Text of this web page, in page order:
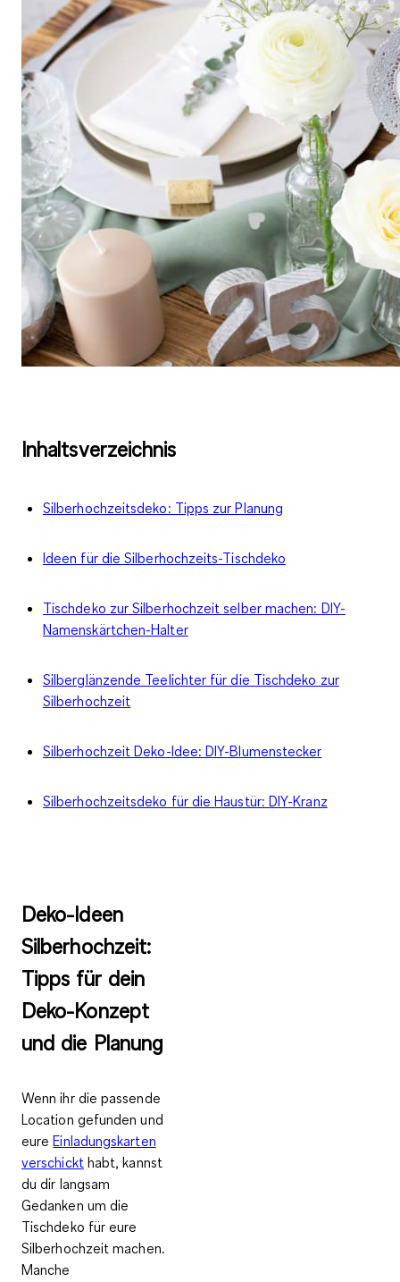
Inhaltsverzeichnis
Silberhochzeitsdeko: Tipps zur Planung
Ideen für die Silberhochzeits-Tischdeko
Tischdeko zur Silberhochzeit selber machen: DIY-
Namenskärtchen-Halter
Silberglänzende Teelichter für die Tischdeko zur
Silberhochzeit
Silberhochzeit Deko-Idee: DIY-Blumenstecker
Silberhochzeitsdeko für die Haustür: DIY-Kranz
Deko-Ideen
Silberhochzeit:
Tipps für dein
Deko-Konzept
und die Planung
Wenn ihr die passende
Location gefunden und
eureEinladungskarten
verschickthabt, kannst
du dir langsam
Gedanken um die
Tischdeko für eure
Silberhochzeit machen.
Manche